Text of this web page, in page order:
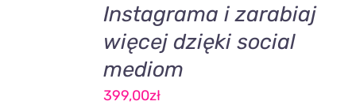
Instagrama i zarabiaj
więcej dzięki social
mediom
399,00zł